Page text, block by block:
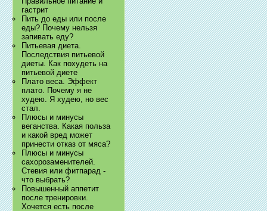
гастрит
Пить до еды или после
еды? Почему нельзя
запивать еду?
Питьевая диета.
Последствия питьевой
диеты. Как похудеть на
питьевой диете
Плато веса. Эффект
плато. Почему я не
худею. Я худею, но вес
стал.
Плюсы и минусы
веганства. Какая польза
и какой вред может
принести отказ от мяса?
Плюсы и минусы
сахорозаменителей.
Стевия или фитпарад -
что выбрать?
Повышенный аппетит
после тренировки.
Хочется есть после